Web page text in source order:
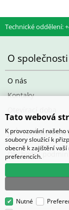
Technické oddělení:
O společnosti
O nás
Kontaky
Jak
Obchodní
Tato webová
K provozování našeho
soubory sloužící k
obecně k zajištění
preferencích.
Nutné